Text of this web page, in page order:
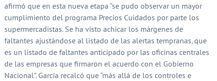
afirmó que en esta nueva etapa “se pudo observar un mayor
cumplimiento del programa Precios Cuidados por parte los
supermercadistas. Se ha visto achicar los márgenes de
faltantes ajustándose al listado de las alertas tempranas, que
es un listado de faltantes anticipado por las oficinas centrales
de las empresas que firmaron el acuerdo con el Gobierno
Nacional”. García recalcó que “más allá de los controles e